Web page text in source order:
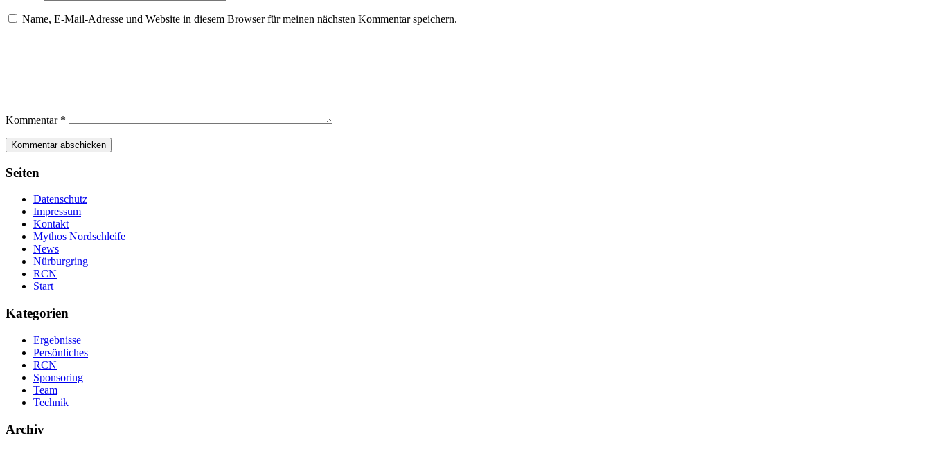
Name, E-Mail-Adresse und Website in diesem Browser für meinen nächsten Kommentar speichern.
Kommentar *
Seiten
Datenschutz
Impressum
Kontakt
Mythos Nordschleife
News
Nürburgring
RCN
Start
Kategorien
Ergebnisse
Persönliches
RCN
Sponsoring
Team
Technik
Archiv